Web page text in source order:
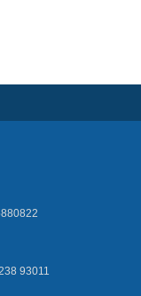
93011